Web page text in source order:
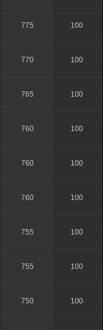
775 100
770 100
765 100
760 100
760 100
760 100
755 100
755 100
750 100